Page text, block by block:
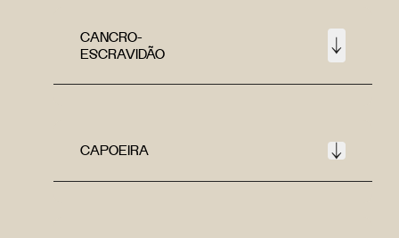
CANCRO-
ESCRAVIDÃO
CAPOEIRA